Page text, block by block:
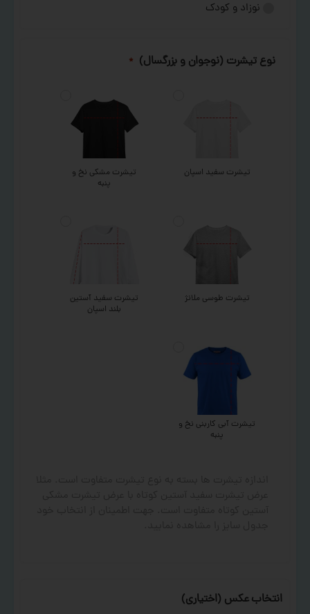
نوزاد و کودک
نوع تیشرت (نوجوان و بزرگسال) *
تیشرت سفید اسپان
تیشرت مشکی نخ و
پنبه
تیشرت طوسی ملانژ
تیشرت سفید آستین
بلند اسپان
تیشرت آبی کاربنی نخ و
پنبه
انتخاب عکس (اختیاری)